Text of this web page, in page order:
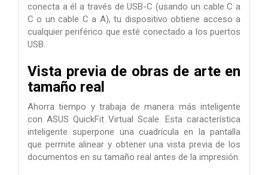
conecta a él a través de USB-C (usando un cable C a
C o un cable C a A), tu dispositivo obtiene acceso a
cualquier periférico que esté conectado a los puertos
USB.
Vista previa de obras de arte en
tamaño real
Ahorra tiempo y trabaja de manera más inteligente
con ASUS QuickFit Virtual Scale. Esta característica
inteligente superpone una cuadrícula en la pantalla
que permite alinear y obtener una vista previa de los
documentos en su tamaño real antes de la impresión.